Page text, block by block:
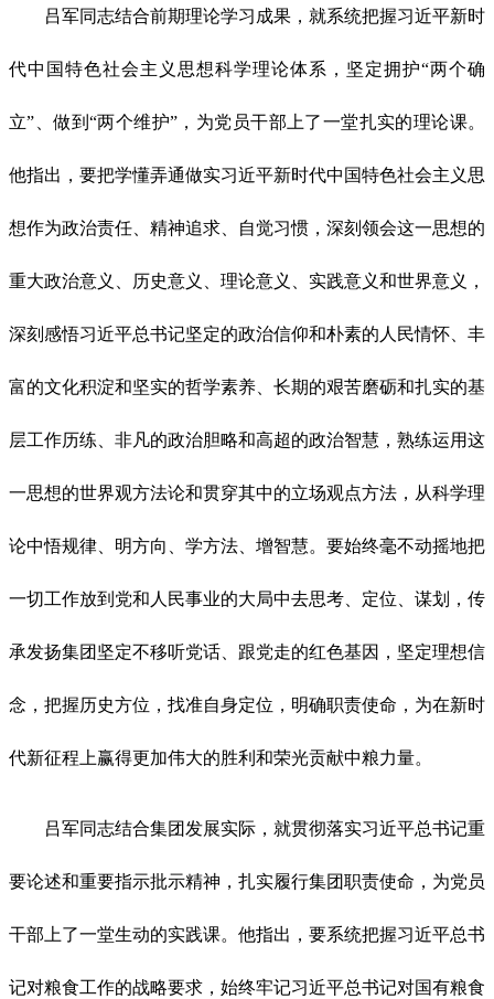
吕军同志结合前期理论学习成果，就系统把握习近平新时
代中国特色社会主义思想科学理论体系，坚定拥护“两个确
立”、做到“两个维护”，为党员干部上了一堂扎实的理论课。
他指出，要把学懂弄通做实习近平新时代中国特色社会主义思
想作为政治责任、精神追求、自觉习惯，深刻领会这一思想的
重大政治意义、历史意义、理论意义、实践意义和世界意义，
深刻感悟习近平总书记坚定的政治信仰和朴素的人民情怀、丰
富的文化积淀和坚实的哲学素养、长期的艰苦磨砺和扎实的基
层工作历练、非凡的政治胆略和高超的政治智慧，熟练运用这
一思想的世界观方法论和贯穿其中的立场观点方法，从科学理
论中悟规律、明方向、学方法、增智慧。要始终毫不动摇地把
一切工作放到党和人民事业的大局中去思考、定位、谋划，传
承发扬集团坚定不移听党话、跟党走的红色基因，坚定理想信
念，把握历史方位，找准自身定位，明确职责使命，为在新时
代新征程上赢得更加伟大的胜利和荣光贡献中粮力量。
吕军同志结合集团发展实际，就贯彻落实习近平总书记重
要论述和重要指示批示精神，扎实履行集团职责使命，为党员
干部上了一堂生动的实践课。他指出，要系统把握习近平总书
记对粮食工作的战略要求，始终牢记习近平总书记对国有粮食